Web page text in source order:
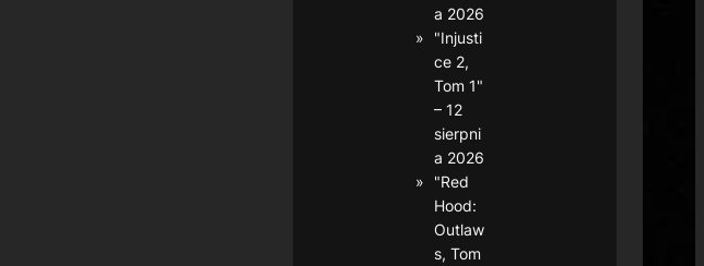
a 2026
"Injusti
ce 2,
Tom 1"
– 12
sierpni
a 2026
"Red
Hood:
Outlaw
s, Tom